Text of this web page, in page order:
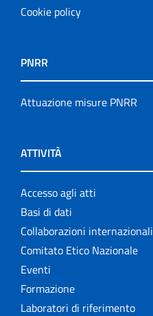
Cookie policy
PNRR
Attuazione misure PNRR
ATTIVITÀ
Accesso agli atti
Basi di dati
Collaborazioni internazionali
Comitato Etico Nazionale
Eventi
Formazione
Laboratori di riferimento